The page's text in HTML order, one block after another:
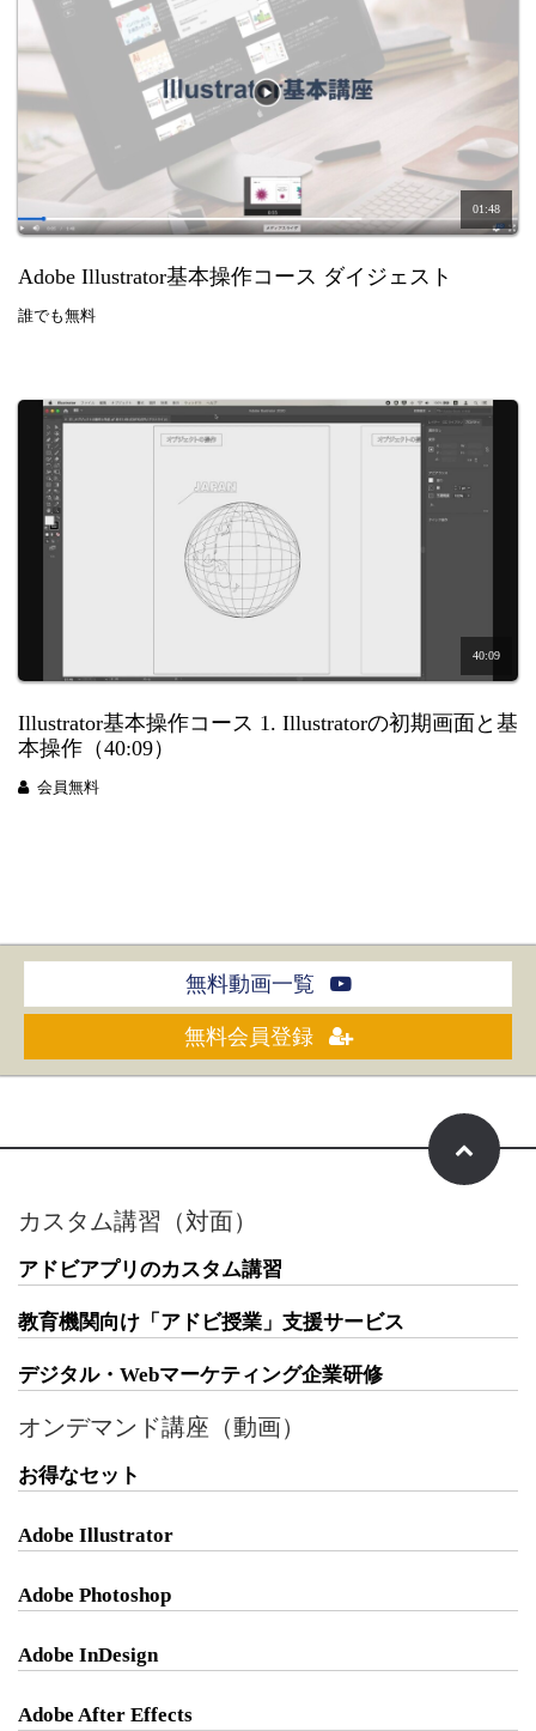
01:48
Adobe Illustrator基本操作コース ダイジェスト
誰でも無料
40:09
Illustrator基本操作コース 1. Illustratorの初期画面と基
本操作（40:09）
会員無料
無料動画一覧
無料会員登録
カスタム講習（対面）
アドビアプリのカスタム講習
教育機関向け「アドビ授業」支援サービス
デジタル・Webマーケティング企業研修
オンデマンド講座（動画）
お得なセット
Adobe Illustrator
Adobe Photoshop
Adobe InDesign
Adobe After Effects